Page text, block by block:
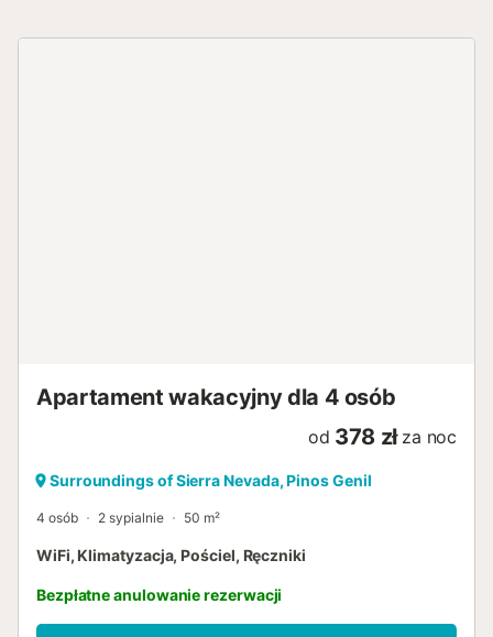
Apartament wakacyjny dla 4 osób
od 378 zł za noc
Surroundings of Sierra Nevada, Pinos Genil
4 osób 2 sypialnie 50 m²
WiFi, Klimatyzacja, Pościel, Ręczniki
Bezpłatne anulowanie rezerwacji